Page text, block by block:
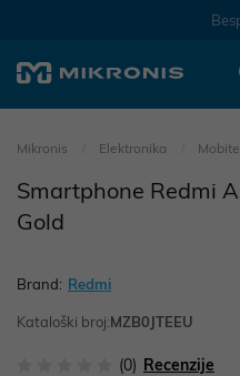
Mikronis Elektronika
Smartphone Redmi
Gold
Brand: Redmi
Kataloški broj:MZB0JTEEU
(0) Recenzije